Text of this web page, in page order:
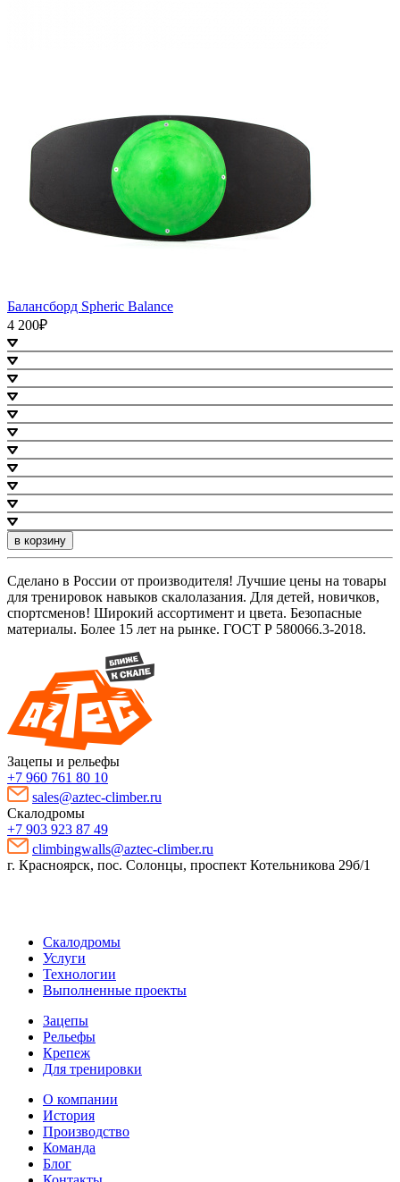
Балансборд Spheric Balance
4 200₽
в корзину
Сделано в России от производителя! Лучшие цены на товары
для тренировок навыков скалолазания. Для детей, новичков,
спортсменов! Широкий ассортимент и цвета. Безопасные
материалы. Более 15 лет на рынке. ГОСТ Р 580066.3-2018.
Зацепы и рельефы
+7 960 761 80 10
sales@aztec-climber.ru
Скалодромы
+7 903 923 87 49
climbingwalls@aztec-climber.ru
г. Красноярск, пос. Солонцы, проспект Котельникова 29б/1
Скалодромы
Услуги
Технологии
Выполненные проекты
Зацепы
Рельефы
Крепеж
Для тренировки
О компании
История
Производство
Команда
Блог